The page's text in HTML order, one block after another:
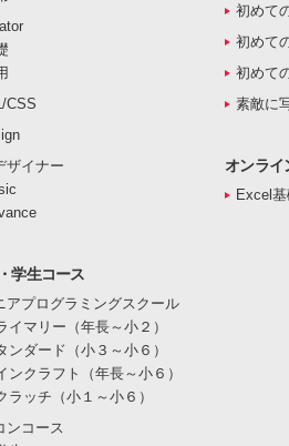
CSS
ザイナー
学生コース
アプログラミングスクール
イマリー（年長～小２）
ンダード（小３～小６）
ンクラフト（年長～小６）
ラッチ（小１～小６）
ンコース
初めて
初めて
初めて
素敵に
オンライ
Excel基